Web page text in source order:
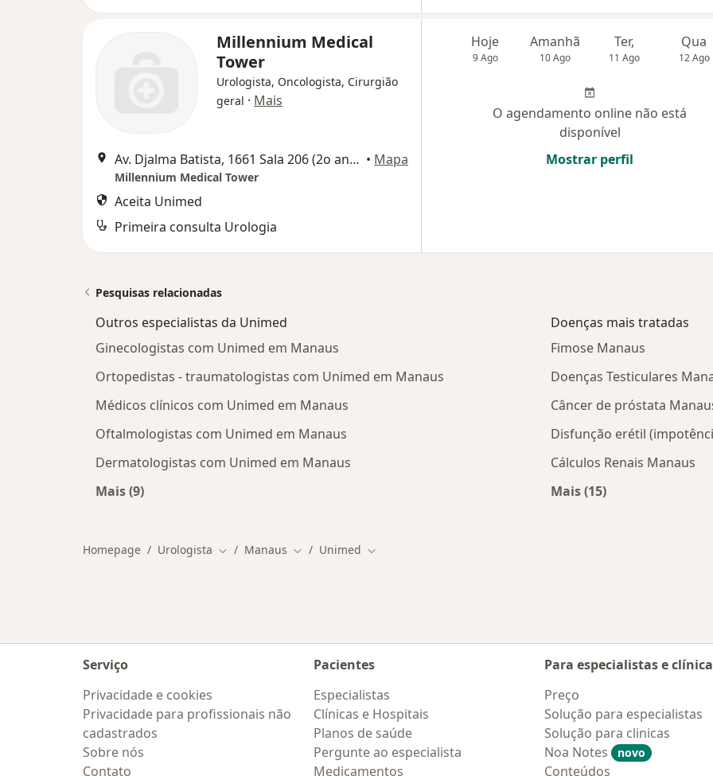
Millennium Medical
Tower
Urologista, Oncologista, Cirurgião
geral · Mais
Av. Djalma Batista, 1661 Sala 206 (2o andar), Manaus • Mapa
Millennium Medical Tower
Aceita Unimed
Primeira consulta Urologia
Hoje
9 Ago
Amanhã
10 Ago
Ter,
11 Ago
Qua
12 Ago
O agendamento online não está
disponível
Mostrar perfil
Pesquisas relacionadas
Outros especialistas da Unimed
Ginecologistas com Unimed em Manaus
Ortopedistas - traumatologistas com Unimed em Manaus
Médicos clínicos com Unimed em Manaus
Oftalmologistas com Unimed em Manaus
Dermatologistas com Unimed em Manaus
Mais (9)
Doenças mais tratadas
Fimose Manaus
Doenças Testiculares
Câncer de próstata
Disfunção erétil
Cálculos Renais Manaus
Mais (15)
Homepage Urologista Mudar de cidade
Manaus Mudar de cidade
Unimed Mudar de cidade
Serviço
Privacidade e cookies
Privacidade para profissionais não
cadastrados
Sobre nós
Contato
Pacientes
Especialistas
Clínicas e Hospitais
Planos de saúde
Pergunte ao especialista
Medicamentos
Para especialistas e
Preço
Solução para especialistas
Solução para clinicas
Noa Notes
novo
Conteúdos